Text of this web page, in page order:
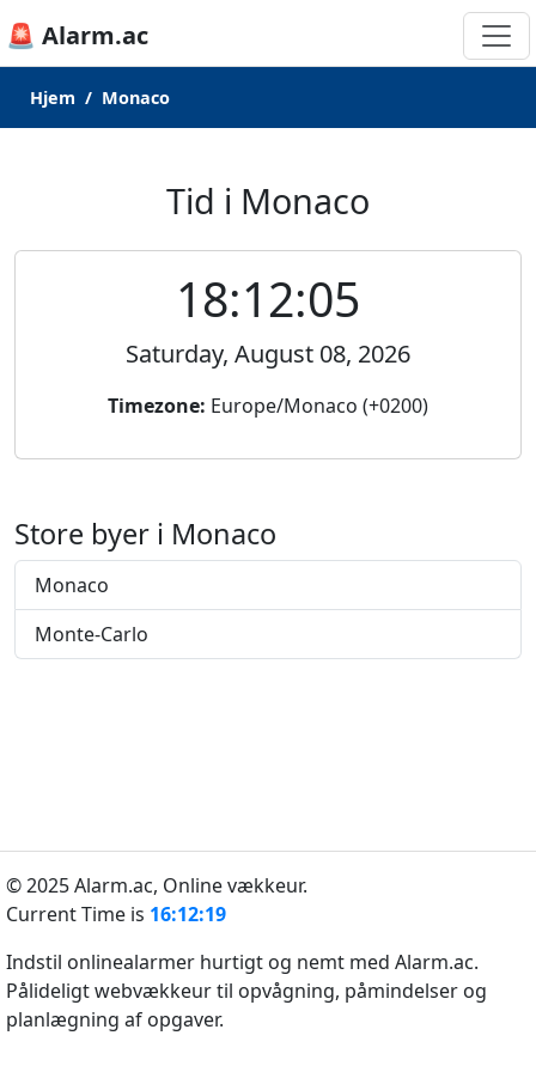
🚨 Alarm.ac
Hjem Monaco
Tid i Monaco
18:12:05
Saturday, August 08, 2026
Timezone: Europe/Monaco (+0200)
Store byer i Monaco
Monaco
Monte-Carlo
© 2025 Alarm.ac, Online vækkeur.
Current Time is 16:12:19
Indstil onlinealarmer hurtigt og nemt med Alarm.ac.
Pålideligt webvækkeur til opvågning, påmindelser og
planlægning af opgaver.